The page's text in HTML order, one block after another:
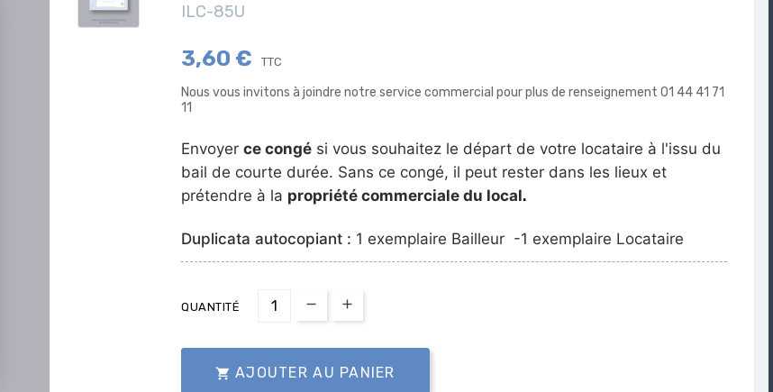
ILC-85U
3,60 € TTC
Nous vous invitons à joindre notre service commercial pour plus de renseignement 01 44 41 71
11
Envoyer ce congé si vous souhaitez le départ de votre locataire à l'issu du
bail de courte durée. Sans ce congé, il peut rester dans les lieux et
prétendre à la propriété commerciale du local.
Duplicata autocopiant : 1 exemplaire Bailleur -1 exemplaire Locataire
QUANTITÉ
 AJOUTER AU PANIER